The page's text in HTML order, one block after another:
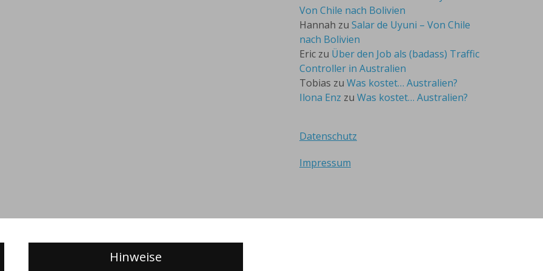
Von Chile nach Bolivien
Hannah zu Salar de Uyuni – Von Chile
nach Bolivien
Eric zu Über den Job als (badass) Traffic
Controller in Australien
Tobias zu Was kostet… Australien?
Ilona Enz zu Was kostet… Australien?
Datenschutz
Impressum
Hinweise